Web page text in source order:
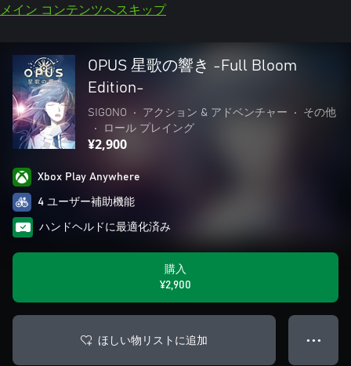
メイン コンテンツへスキップ
OPUS 星歌の響き -Full Bloom
Edition-
SIGONO • アクション & アドベンチャー •
その他
•
ロール プレイング
¥2,900
Xbox Play Anywhere
4 ユーザー補助機能
ハンドヘルドに最適化済み
購入
¥2,900
ほしい物リストに追加 ● ● ●